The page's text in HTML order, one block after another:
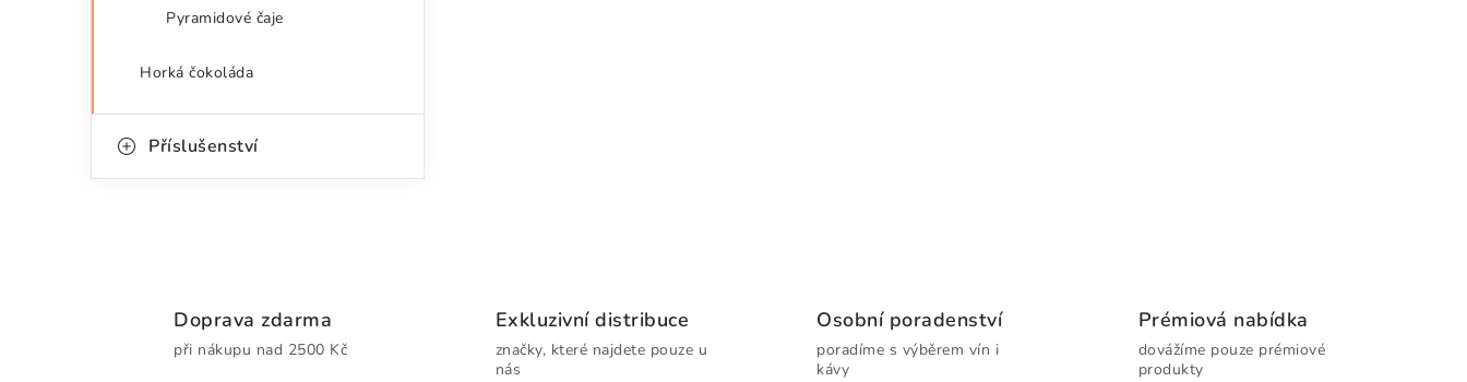
Pyramidové čaje
Horká čokoláda
Příslušenství
Doprava zdarma
při nákupu nad 2500 Kč
Exkluzivní distribuce
značky, které najdete pouze u
nás
Osobní poradenství
poradíme s výběrem vín i
kávy
Prémiová nabídka
dovážíme pouze prémiové
produkty